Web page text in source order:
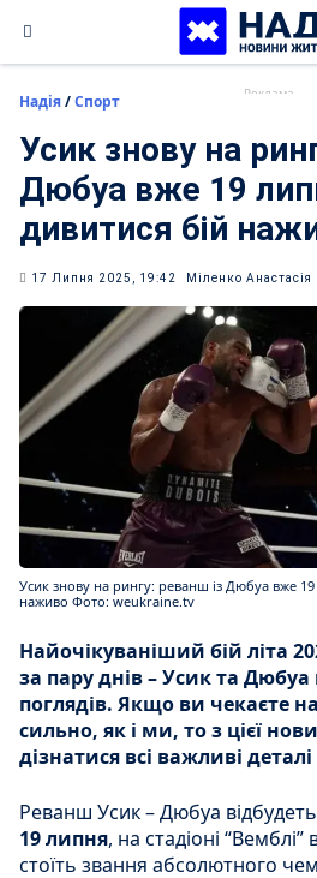
content
Надія/Спорт
Усик знову на
Дюбуа вже 19
дивитися бій
17 Липня 2025, 19:42 Міленко Анастасія
Усик знову на рингу: реванш із Дюбуа вже
наживо Фото: weukraine.tv
Найочікуваніший бій літа
за пару днів – Усик та
поглядів. Якщо ви чекаєте
сильно, як і ми, то з цієї
дізнатися всі важливі
Реванш Усик – Дюбуа
19 липня, на стадіоні
стоїть звання абсолютного